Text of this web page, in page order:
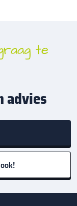
te
advies